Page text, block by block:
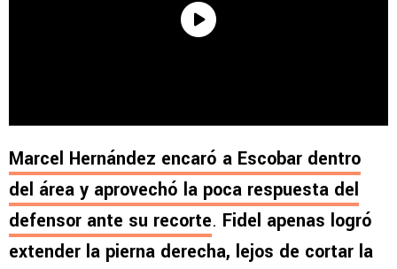
Marcel Hernández encaró a Escobar dentro
del área y aprovechó la poca respuesta del
defensor ante su recorte. Fidel apenas logró
extender la pierna derecha, lejos de cortar la